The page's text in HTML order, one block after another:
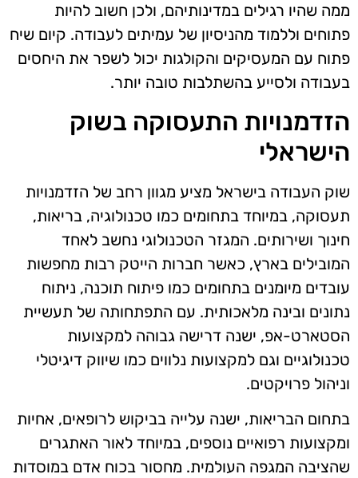
ממה שהיו רגילים במדינותיהם, ולכן חשוב להיות
פתוחים וללמוד מהניסיון של עמיתים לעבודה. קיום שיח
פתוח עם המעסיקים והקולגות יכול לשפר את היחסים
בעבודה ולסייע בהשתלבות טובה יותר.
הזדמנויות התעסוקה בשוק
הישראלי
שוק העבודה בישראל מציע מגוון רחב של הזדמנויות
תעסוקה, במיוחד בתחומים כמו טכנולוגיה, בריאות,
חינוך ושירותים. המגזר הטכנולוגי נחשב לאחד
המובילים בארץ, כאשר חברות הייטק רבות מחפשות
עובדים מיומנים בתחומים כמו פיתוח תוכנה, ניתוח
נתונים ובינה מלאכותית. עם התפתחותה של תעשיית
הסטארט-אפ, ישנה דרישה גבוהה למקצועות
טכנולוגיים וגם למקצועות נלווים כמו שיווק דיגיטלי
וניהול פרויקטים.
בתחום הבריאות, ישנה עלייה בביקוש לרופאים, אחיות
ומקצועות רפואיים נוספים, במיוחד לאור האתגרים
שהציבה המגפה העולמית. מחסור בכוח אדם במוסדות